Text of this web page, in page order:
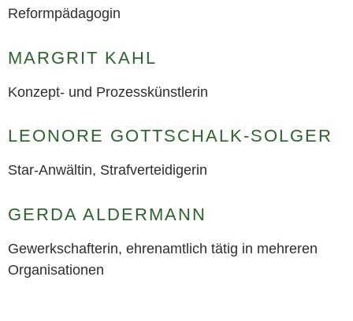
Reformpädagogin
MARGRIT KAHL
Konzept- und Prozesskünstlerin
LEONORE GOTTSCHALK-SOLGER
Star-Anwältin, Strafverteidigerin
GERDA ALDERMANN
Gewerkschafterin, ehrenamtlich tätig in mehreren
Organisationen